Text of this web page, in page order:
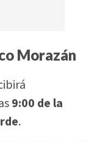
Morazán
9:00 de la
.